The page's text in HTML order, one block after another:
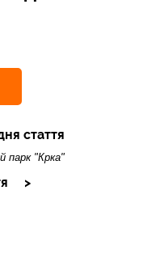
стаття
парк "Крка"